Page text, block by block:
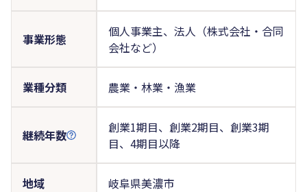
事業形態
個人事業主、法人（株式会社・合同
会社など）
業種分類 農業・林業・漁業
継続年数
創業1期目、創業2期目、創業3期
目、4期目以降
地域 岐阜県美濃市